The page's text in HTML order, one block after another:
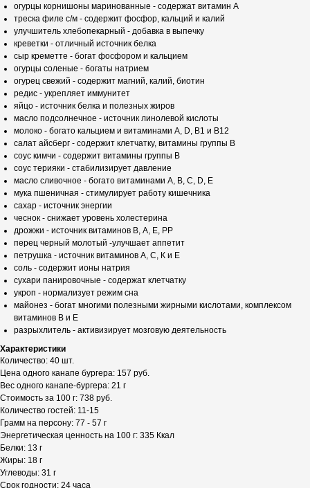
огурцы корнишоны маринованные - содержат витамин А
треска филе с/м - содержит фосфор, кальций и калий
улучшитель хлебопекарный - добавка в выпечку
креветки - отличный источник белка
сыр креметте - богат фосфором и кальцием
огурцы соленые - богаты натрием
огурец свежий - содержит магний, калий, биотин
редис - укрепляет иммунитет
яйцо - источник белка и полезных жиров
масло подсолнечное - источник линолевой кислоты
молоко - богато кальцием и витаминами A, D, B1 и B12
салат айсберг - содержит клетчатку, витамины группы В
соус кимчи - содержит витамины группы В
соус терияки - стабилизирует давление
масло сливочное - богато витаминами А, В, С, D, Е
мука пшеничная - стимулирует работу кишечника
сахар - источник энергии
чеснок - снижает уровень холестерина
дрожжи - источник витаминов В, А, Е, РР
перец черный молотый -улучшает аппетит
петрушка - источник витаминов А, С, К и Е
соль - содержит ионы натрия
сухари панировочные - содержат клетчатку
укроп - нормализует режим сна
майонез - богат многими полезными жирными кислотами, комплексом
витаминов В и Е
разрыхлитель - активизирует мозговую деятельность
Характеристики
Количество: 40 шт.
Цена одного канапе бургера: 157 руб.
Вес одного канапе-бургера: 21 г
Стоимость за 100 г: 738 руб.
Количество гостей: 11-15
Грамм на персону: 77 - 57 г
Энергетическая ценность на 100 г: 335 Ккал
Белки: 13 г
Жиры: 18 г
Углеводы: 31 г
Срок годности: 24 часа